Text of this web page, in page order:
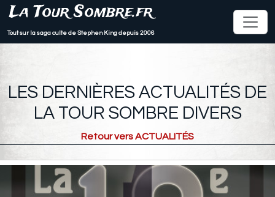
La Tour Sombre.fr
Tout sur la saga culte de Stephen King depuis 2006
LES DERNIÈRES ACTUALITÉS DE
LA TOUR SOMBRE DIVERS
Retour vers ACTUALITÉS